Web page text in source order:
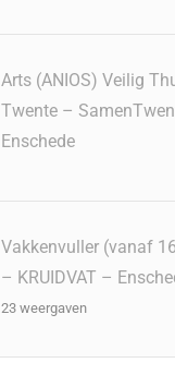
Arts (ANIOS) Veilig
Twente –
Enschede
Vakkenvuller (vanaf
– KRUIDVAT –
23 weergaven